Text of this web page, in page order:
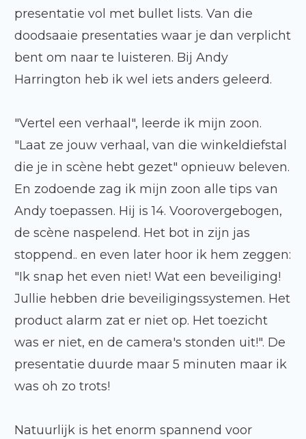
presentatie vol met bullet lists. Van die
doodsaaie presentaties waar je dan verplicht
bent om naar te luisteren. Bij Andy
Harrington heb ik wel iets anders geleerd.
"Vertel een verhaal", leerde ik mijn zoon.
"Laat ze jouw verhaal, van die winkeldiefstal
die je in scène hebt gezet" opnieuw beleven.
En zodoende zag ik mijn zoon alle tips van
Andy toepassen. Hij is 14. Voorovergebogen,
de scène naspelend. Het bot in zijn jas
stoppend.. en even later hoor ik hem zeggen:
"Ik snap het even niet! Wat een beveiliging!
Jullie hebben drie beveiligingssystemen. Het
product alarm zat er niet op. Het toezicht
was er niet, en de camera's stonden uit!". De
presentatie duurde maar 5 minuten maar ik
was oh zo trots!
Natuurlijk is het enorm spannend voor